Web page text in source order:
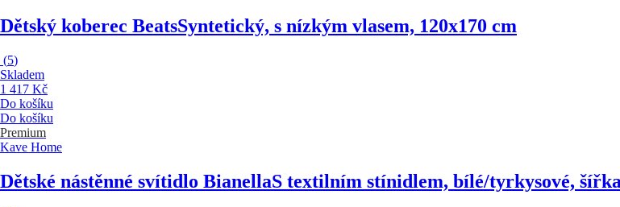
Dětský koberec BeatsSyntetický, s nízkým vlasem, 120x170 cm
(5)
Skladem
1 417 Kč
Do košíku
Do košíku
Premium
Kave Home
Dětské nástěnné svítidlo BianellaS textilním stínidlem, bílé/tyrkysové,